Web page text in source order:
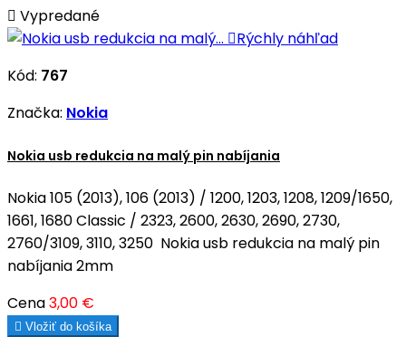
 Vypredané
Rýchly náhľad
Kód: 767
Značka: Nokia
Nokia usb redukcia na malý pin nabíjania
Nokia 105 (2013), 106 (2013) / 1200, 1203, 1208, 1209/1650,
1661, 1680 Classic / 2323, 2600, 2630, 2690, 2730,
2760/3109, 3110, 3250 Nokia usb redukcia na malý pin
nabíjania 2mm
Cena3,00 €
 Vložiť do košíka